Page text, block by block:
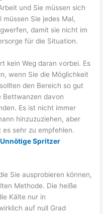
und Sie müssen sich
Sie jedes Mal,
damit sie nicht im
für die Situation.
kein Weg daran vorbei. Es
wenn Sie die Möglichkeit
den Bereich so gut
Bettwanzen davon
Es ist nicht immer
hinzuzuziehen, aber
sehr zu empfehlen.
Spritzer
Sie ausprobieren können,
Methode. Die heiße
Kälte nur in
auf null Grad